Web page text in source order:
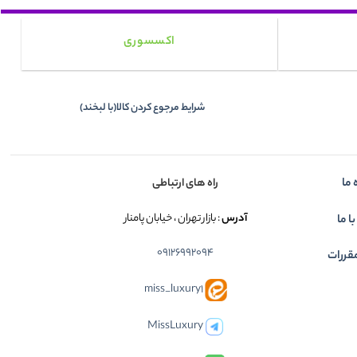
اکسسوری
شرایط مرجوع کردن کالا(با لبخند)
ما
ما
راه های ارتباطی
آدرس: بازار تهران ، خیابان پامنار
09126992094
miss_luxury1
MissLuxury